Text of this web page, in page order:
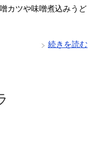
カツや味噌煮込みうど
続きを読む